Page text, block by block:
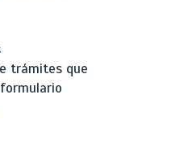
trámites que